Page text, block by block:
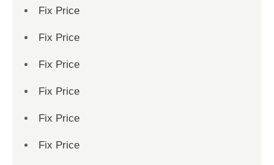
Fix Price
Fix Price
Fix Price
Fix Price
Fix Price
Fix Price